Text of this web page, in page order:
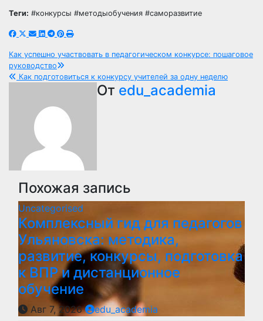
Теги: #конкурсы #методыобучения #саморазвитие
Навигация
по
записям
Как успешно участвовать в педагогическом конкурсе: пошаговое
руководство
Как подготовиться к конкурсу учителей за одну неделю
От edu_academia
Похожая запись
Uncategorised
Комплексный гид для педагогов
Ульяновска: методика,
развитие, конкурсы, подготовка
к ВПР и дистанционное
обучение
Авг 7, 2026
edu_academia